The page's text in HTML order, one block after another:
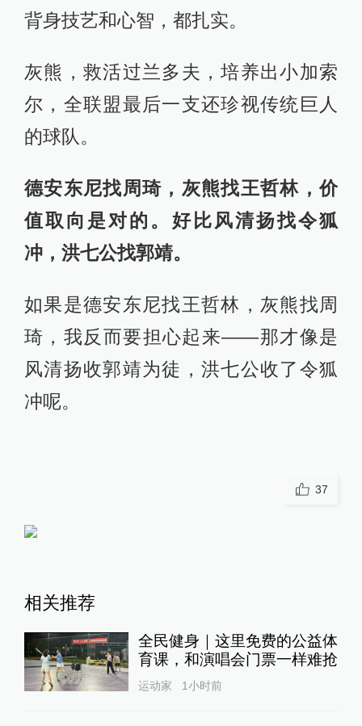
背身技艺和心智，都扎实。
灰熊，救活过兰多夫，培养出小加索
尔，全联盟最后一支还珍视传统巨人
的球队。
德安东尼找周琦，灰熊找王哲林，价
值取向是对的。好比风清扬找令狐
冲，洪七公找郭靖。
如果是德安东尼找王哲林，灰熊找周
琦，我反而要担心起来——那才像是
风清扬收郭靖为徒，洪七公收了令狐
冲呢。
37
相关推荐
全民健身｜这里免费的公益体
育课，和演唱会门票一样难抢
运动家 1小时前